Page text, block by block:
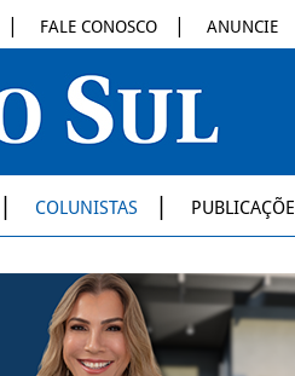
FALE CONOSCO ANUNCIE
COLUNISTAS